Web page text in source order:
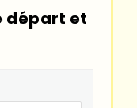
départ et